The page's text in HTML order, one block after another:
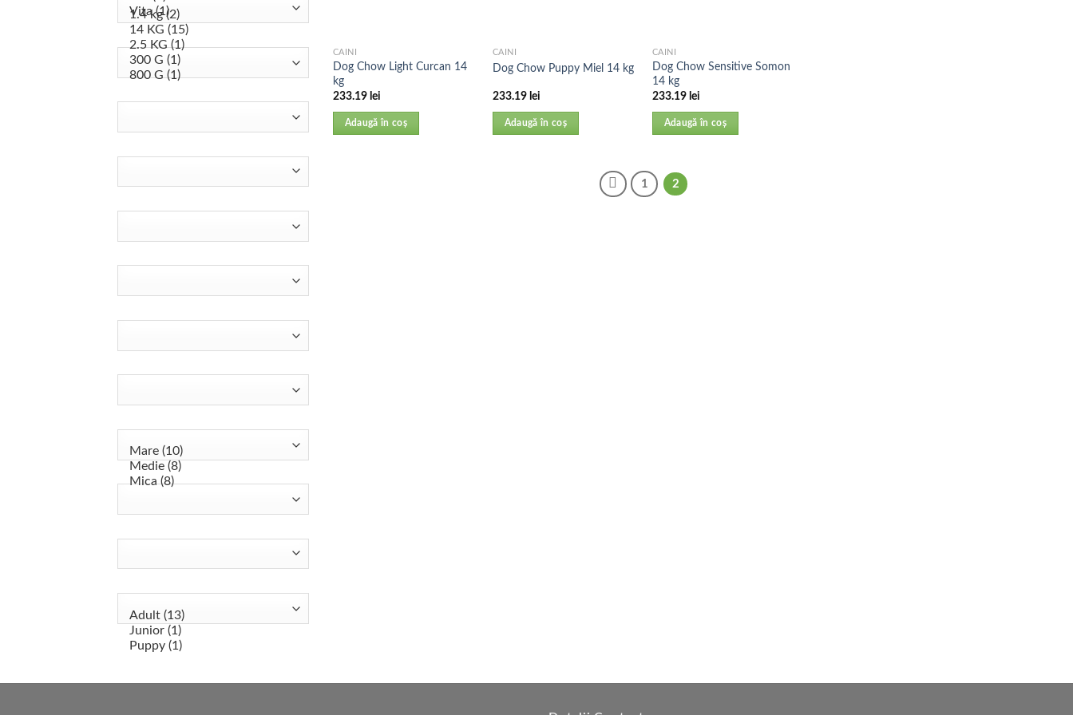
CAINI
Dog Chow Light Curcan 14
kg
233.19 lei
Adaugă în coș
CAINI
Dog Chow Puppy Miel 14 kg
233.19 lei
Adaugă în coș
CAINI
Dog Chow Sensitive Somon
14 kg
233.19 lei
Adaugă în coș
1 2